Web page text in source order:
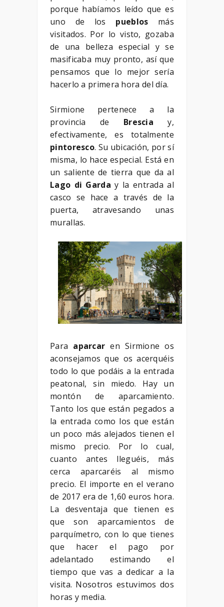
porque habíamos leído que es
uno de los pueblos más
visitados. Por lo visto, gozaba
de una belleza especial y se
masificaba muy pronto, así que
pensamos que lo mejor sería
hacerlo a primera hora del día.
Sirmione pertenece a la
provincia de Brescia y,
efectivamente, es totalmente
pintoresco. Su ubicación, por sí
misma, lo hace especial. Está en
un saliente de tierra que da al
Lago di Garda y la entrada al
casco se hace a través de la
puerta, atravesando unas
murallas.
Para aparcar en Sirmione os
aconsejamos que os acerquéis
todo lo que podáis a la entrada
peatonal, sin miedo. Hay un
montón de aparcamiento.
Tanto los que están pegados a
la entrada como los que están
un poco más alejados tienen el
mismo precio. Por lo cual,
cuanto antes lleguéis, más
cerca aparcaréis al mismo
precio. El importe en el verano
de 2017 era de 1,60 euros hora.
La desventaja que tienen es
que son aparcamientos de
parquímetro, con lo que tienes
que hacer el pago por
adelantado estimando el
tiempo que vas a dedicar a la
visita. Nosotros estuvimos dos
horas y media.